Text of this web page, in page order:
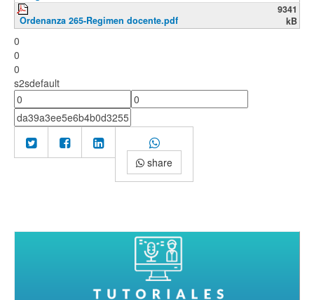
Ordenanza 265-Regimen docente.pdf
9341
kB
0
0
0
s2sdefault
share